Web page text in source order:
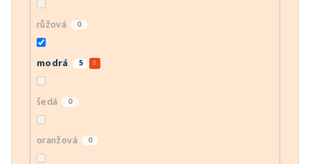
růžová 0
modrá 5
šedá 0
oranžová 0